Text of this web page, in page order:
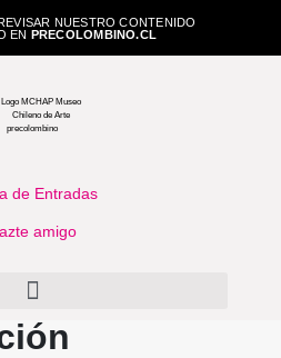
NUESTRO CONTENIDO
EN PRECOLOMBINO.CL
de Entradas
amigo